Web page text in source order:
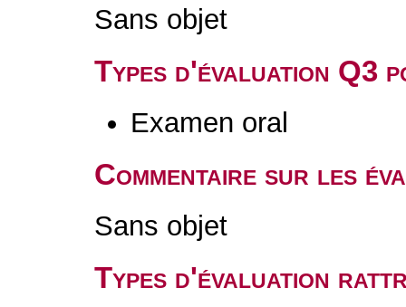
Sans objet
Types d'évaluation Q3
Examen oral
Commentaire sur les
Sans objet
Types d'évaluation